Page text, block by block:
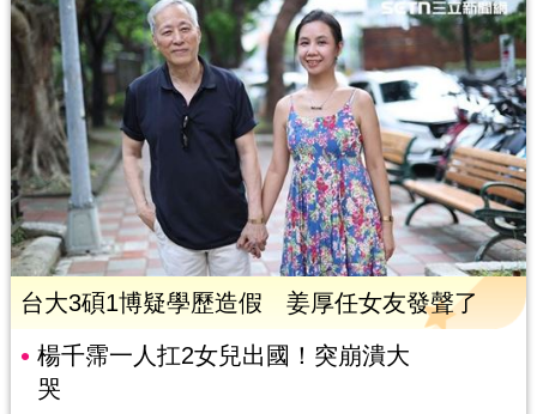
台大3碩1博疑學歷造假 姜厚任女友發聲了
楊千霈一人扛2女兒出國！突崩潰大
哭